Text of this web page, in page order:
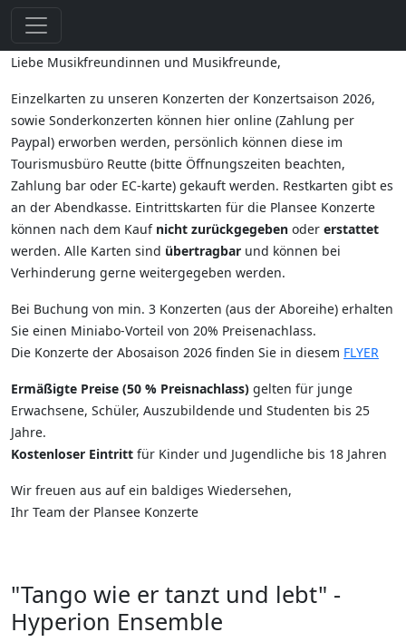
Liebe Musikfreundinnen und Musikfreunde,
Einzelkarten zu unseren Konzerten der Konzertsaison 2026,
sowie Sonderkonzerten können hier online (Zahlung per
Paypal) erworben werden, persönlich können diese im
Tourismusbüro Reutte (bitte Öffnungszeiten beachten,
Zahlung bar oder EC-karte) gekauft werden. Restkarten gibt es
an der Abendkasse. Eintrittskarten für die Plansee Konzerte
können nach dem Kauf nicht zurückgegeben oder erstattet
werden. Alle Karten sind übertragbar und können bei
Verhinderung gerne weitergegeben werden.
Bei Buchung von min. 3 Konzerten (aus der Aboreihe) erhalten
Sie einen Miniabo-Vorteil von 20% Preisenachlass.
Die Konzerte der Abosaison 2026 finden Sie in diesem FLYER
Ermäßigte Preise (50 % Preisnachlass) gelten für junge
Erwachsene, Schüler, Auszubildende und Studenten bis 25
Jahre.
Kostenloser Eintritt für Kinder und Jugendliche bis 18 Jahren
Wir freuen aus auf ein baldiges Wiedersehen,
Ihr Team der Plansee Konzerte
"Tango wie er tanzt und lebt" -
Hyperion Ensemble